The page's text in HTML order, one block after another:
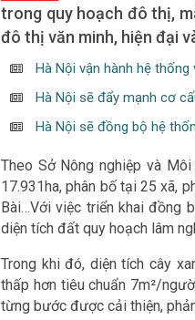
trong quy hoạch đô thị,
đô thị văn minh, hiện đại
Hà Nội vận hành hệ
Hà Nội sẽ đẩy mạnh cơ
Hà Nội sẽ đồng bộ hệ
Theo Sở Nông nghiệp và
17.931ha, phân bố tại 25 xã,
Bài…Với việc triển khai đồng
diện tích đất quy hoạch lâm
Trong khi đó, diện tích cây
thấp hơn tiêu chuẩn 7m²/
từng bước được cải thiện,